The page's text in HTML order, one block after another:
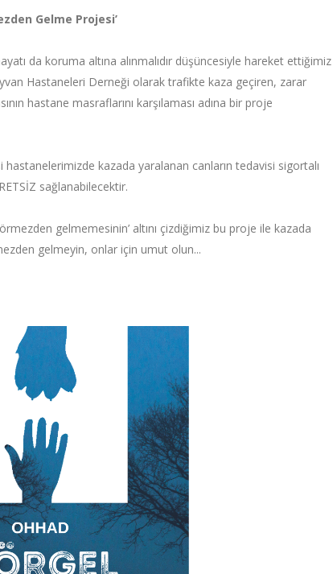
Gelme Projesi’
da koruma altına alınmalıdır düşüncesiyle hareket ettiğimiz
Hastaneleri Derneği olarak trafikte kaza geçiren, zarar
hastane masraflarını karşılaması adına bir proje
kazada yaralanan canların tedavisi sigortalı
sağlanabilecektir.
gelmemesinin’ altını çizdiğimiz bu proje ile kazada
gelmeyin, onlar için umut olun...